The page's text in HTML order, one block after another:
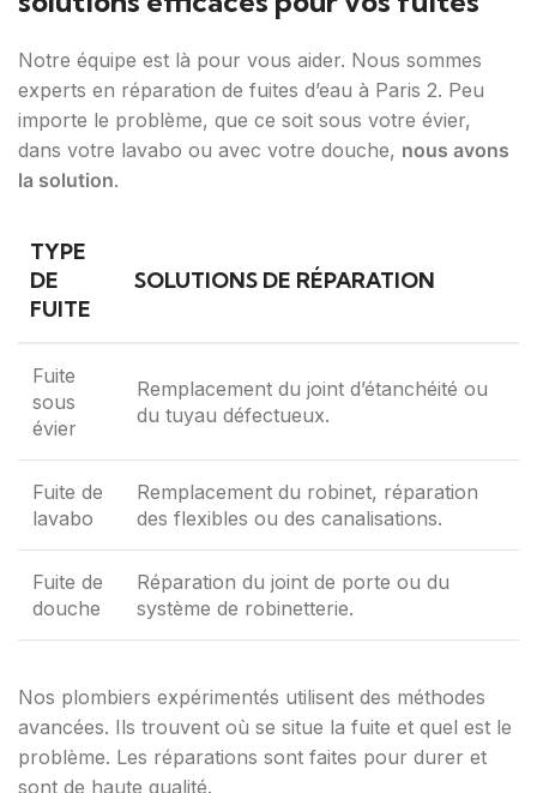
Notre équipe est là pour vous aider. Nous sommes
experts en réparation de fuites d’eau à Paris 2. Peu
importe le problème, que ce soit sous votre évier,
dans votre lavabo ou avec votre douche, nous avons
la solution.
TYPE
DE
FUITE
SOLUTIONS DE RÉPARATION
Fuite
sous
évier
Remplacement du joint d’étanchéité ou
du tuyau défectueux.
Fuite de
lavabo
Remplacement du robinet, réparation
des flexibles ou des canalisations.
Fuite de
douche
Réparation du joint de porte ou du
système de robinetterie.
Nos plombiers expérimentés utilisent des méthodes
avancées. Ils trouvent où se situe la fuite et quel est le
problème. Les réparations sont faites pour durer et
sont de haute qualité.